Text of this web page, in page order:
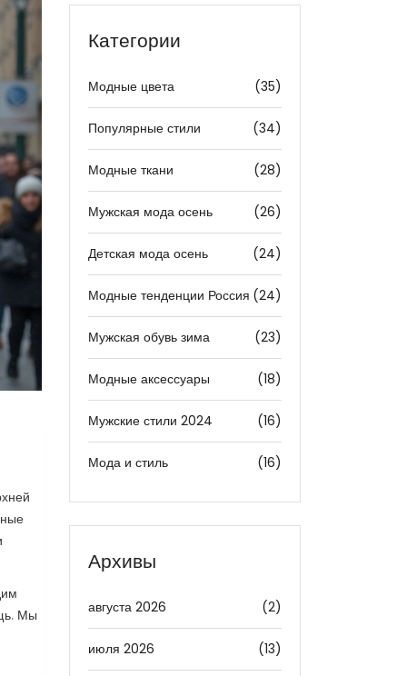
Мы
Категории
Модные цвета (35)
Популярные стили (34)
Модные ткани (28)
Мужская мода осень (26)
Детская мода осень (24)
Модные тенденции Россия (24)
Мужская обувь зима (23)
Модные аксессуары (18)
Мужские стили 2024 (16)
Мода и стиль (16)
Архивы
августа 2026 (2)
июля 2026 (13)